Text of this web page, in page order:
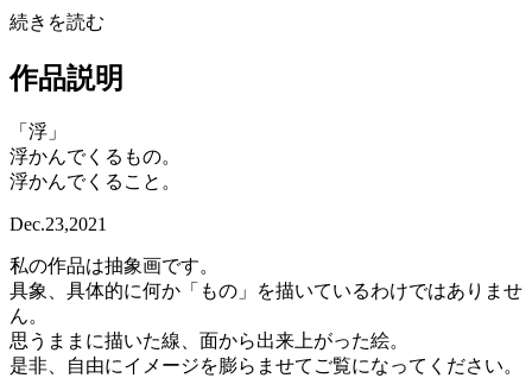
続きを読む
作品説明
「浮」
浮かんでくるもの。
浮かんでくること。
Dec.23,2021
私の作品は抽象画です。
具象、具体的に何か「もの」を描いているわけではありませ
ん。
思うままに描いた線、面から出来上がった絵。
是非、自由にイメージを膨らませてご覧になってください。